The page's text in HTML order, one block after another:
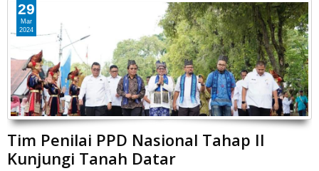
Tim Penilai PPD Nasional Tahap II
Kunjungi Tanah Datar
29
Mar
2024